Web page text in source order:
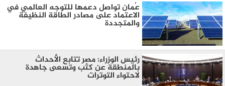
عُمان تواصل دعمها للتوجه العالمي في
الاعتماد على مصادر الطاقة النظيفة
والمتجددة
رئيس الوزراء: مصر تتابع الأحداث
بالمنطقة عن كثب وتسعى جاهدة
لاحتواء التوترات